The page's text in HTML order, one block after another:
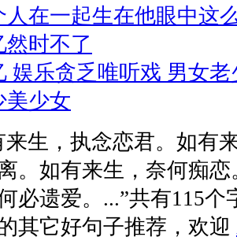
人在一起生在他眼中这
然时不了
娱乐贪乏唯听戏 男女
美少女
来生，执念恋君。如有
。如有来生，奈何痴
必遗爱。...”共有115个
其它好句子推荐，欢迎